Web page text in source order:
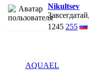
Nikultsev
1245 255
AQUAEL